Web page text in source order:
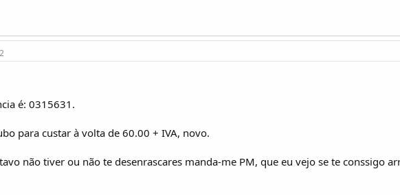
é: 0315631.
para custar à volta de 60.00 + IVA, novo.
não tiver ou não te desenrascares manda-me PM, que eu vejo se te conssigo